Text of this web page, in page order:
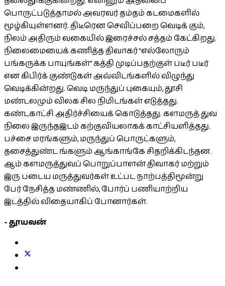
பொருட்படுத்தாமல் அவரவர் தம்தம் கடமைகளில்
மூழ்கியுள்ளனர். திடீரென செவிப்பறை வெடிக் கும்,
நிலம் அதிரும் வகையில் இரைச்சல் சத்தம் கேட்கிறது.
நிலைமையைக் கணித்த திவாகர் “எல்லோரும்
பங்கருக்க பாயுங்கள்” கத்தி முடிப்பதற்குள் படீர் படீர்
என கிபிர்க் குண்டுகள் அவ்விடங்களில் விழுந்து
வெடிக்கின்றது. வெடி மருந்துப் புகையும், தூசி
மண்டலமும் விலக சில நிமிடங்கள் எடுத்தது.
கண்டகாட்சி அதிர்ச்சியைக் கொடுத்தது. களமருத் துவ
நிலை இருந்தஇடம் கற்குவியலாகக் காட்சியளித்தது.
பச்சை மரங்களும், மருந்துப் பொருட்களும்,
தசைத்துண்ட ங்களும் ஆங்காங்கே சிதறிக்கிடந்தன.
ஆம் களமருத்துவப் பொறுப்பாளன் திவாகர் மற்றும்
இரு படைய மருத்துவர்கள் உட்பட நாற்பத்திமூன்று
பேர் நேசித்த மண்ணில், போர்ப் பணியாற்றிய
இடத்தில் விதையாகிப் போனார்கள்.
- தூயவன்